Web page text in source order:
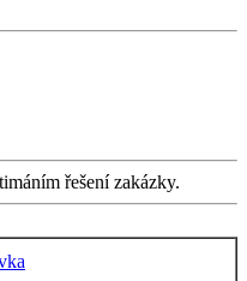
řešení zakázky.